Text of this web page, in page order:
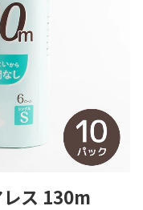
ス 130m